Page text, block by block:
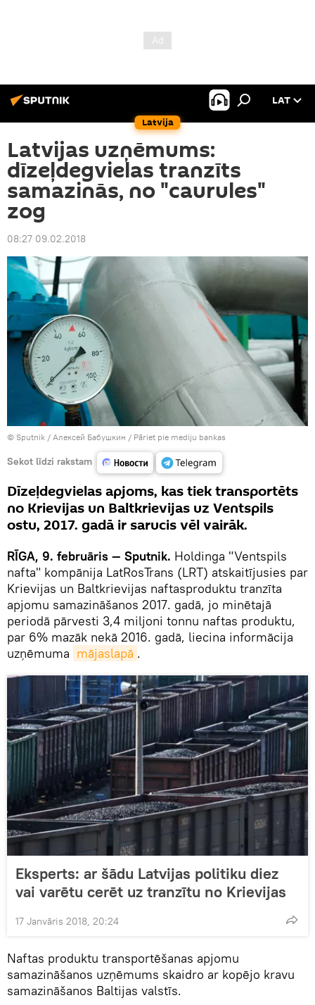
Latvija
LAT
Latvijas uzņēmums:
dīzeļdegvielas tranzīts
samazinās, no "caurules"
zog
08:27 09.02.2018
© Sputnik / Алексей Бабушкин / Pāriet pie mediju bankas
Sekot līdzi rakstam
Dīzeļdegvielas apjoms, kas tiek transportēts
no Krievijas un Baltkrievijas uz Ventspils
ostu, 2017. gadā ir sarucis vēl vairāk.
RĪGA, 9. februāris — Sputnik. Holdinga "Ventspils
nafta" kompānija LatRosTrans (LRT) atskaitījusies par
Krievijas un Baltkrievijas naftasproduktu tranzīta
apjomu samazināšanos 2017. gadā, jo minētajā
periodā pārvesti 3,4 miljoni tonnu naftas produktu,
par 6% mazāk nekā 2016. gadā, liecina informācija
uzņēmuma mājaslapā .
Eksperts: ar šādu Latvijas politiku diez
vai varētu cerēt uz tranzītu no Krievijas
17 Janvāris 2018, 20:24
Naftas produktu transportēšanas apjomu
samazināšanos uzņēmums skaidro ar kopējo kravu
samazināšanos Baltijas valstīs.